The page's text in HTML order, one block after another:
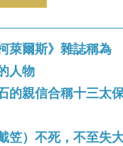
萊爾斯》雜誌稱為
人物
的親信合稱十三太
笠）不死，不至失大